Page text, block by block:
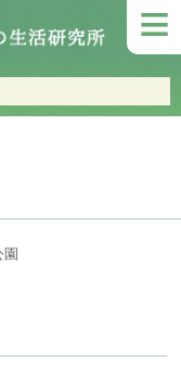
≡
園